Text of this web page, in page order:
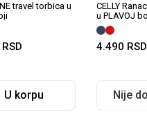
travel torbica u
RSD
U korpu
CELLY
u PLAVOJ
4.490 RSD
Nije